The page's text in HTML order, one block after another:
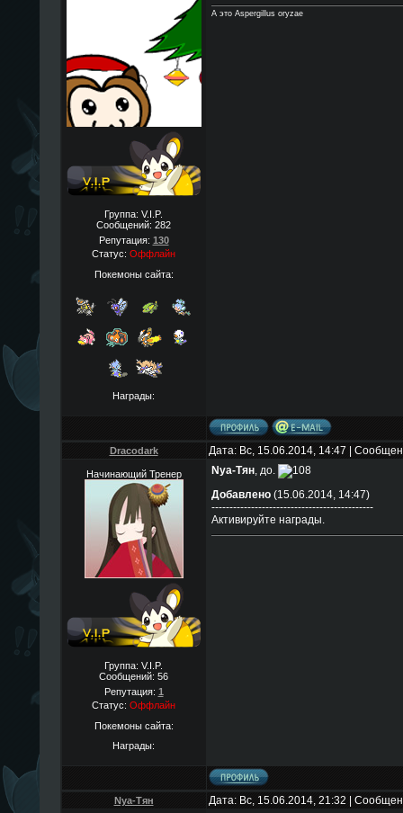
Группа: V.I.P.
Сообщений: 282
Репутация: 130
Статус: Оффлайн
Покемоны сайта:
Награды:
А это Aspergillus oryzae
Dracodark Дата: Вс, 15.06.2014, 14:47 |
Начинающий Тренер
Группа: V.I.P.
Сообщений: 56
Репутация: 1
Статус: Оффлайн
Покемоны сайта:
Награды:
Nya-Тян, до.
Добавлено(15.06.2014, 14:47)
---------------------------------------------
Активируйте награды.
Nya-Тян Дата: Вс, 15.06.2014, 21:32 |